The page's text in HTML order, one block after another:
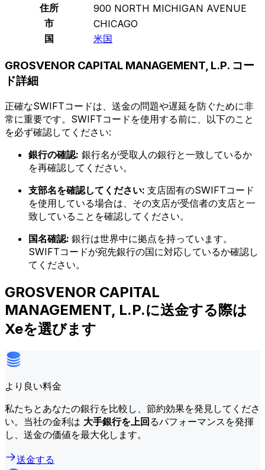
住所
900 NORTH MICHIGAN AVENUE
市
CHICAGO
国
米国
GROSVENOR CAPITAL MANAGEMENT, L.P. コー
ド詳細
正確なSWIFTコードは、送金の問題や遅延を防ぐために非
常に重要です。SWIFTコードを使用する前に、以下のこと
を必ず確認してください:
銀行の確認: 銀行名が受取人の銀行と一致しているか
を再確認してください。
支部名を確認してください: 支店固有のSWIFTコード
を使用している場合は、その支店が受信者の支店と一
致していることを確認してください。
国名確認: 銀行は世界中に拠点を持っています。
SWIFTコードが宛先銀行の国に対応しているか確認し
てください。
GROSVENOR CAPITAL
MANAGEMENT, L.P.に送金する際は
Xeを選びます
より良い料金
私たちとあなたの銀行を比較し、節約効果を発見してくださ
い。当社の金利は 大手銀行を上回るパフォーマンスを発揮
し、送金の価値を最大化します。
送金する